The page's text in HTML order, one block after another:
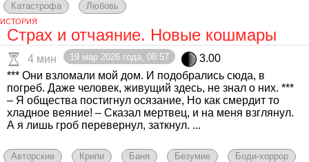
Катастрофа Любовь
ИСТОРИЯ
Страх и отчаяние. Новые кошмары
4 мин 19 мар 2026 года, 08:57
3.00
*** Они взломали мой дом. И подобрались сюда, в
погреб. Даже человек, живущий здесь, не знал о них. ***
– Я общества постигнул осязание, Но как смердит то
хладное веяние! – Сказал мертвец, и на меня взглянул.
А я лишь гроб перевернул, заткнул. ...
Авторские Крипи Баня Безумие Боди-хоррор